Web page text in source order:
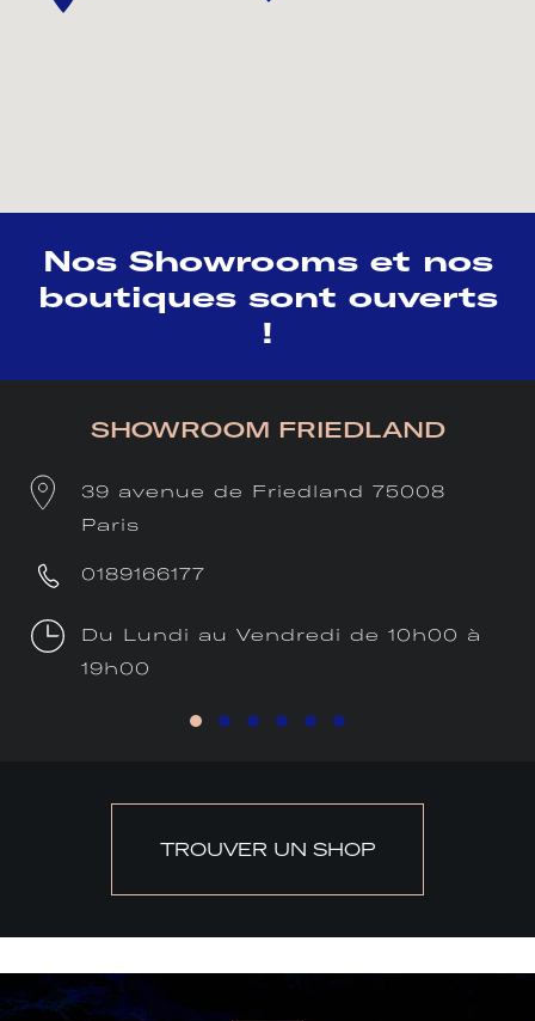
Nos Showrooms et nos
boutiques sont ouverts
!
SHOWROOM FRIEDLAND
39 avenue de Friedland 75008
Paris
0189166177
Du Lundi au Vendredi de 10h00 à
19h00
TROUVER UN SHOP